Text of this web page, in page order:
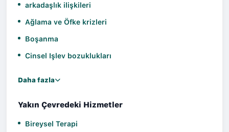
arkadaşlık ilişkileri
Ağlama ve Öfke krizleri
Boşanma
Cinsel Işlev bozuklukları
Daha fazla
Yakın Çevredeki Hizmetler
Bireysel Terapi